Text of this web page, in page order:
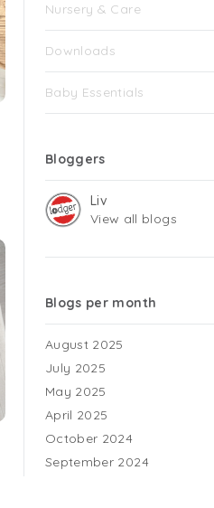
Nursery & Care
Downloads
Baby Essentials
Bloggers
Liv
View all blogs
Blogs per month
August 2025
July 2025
May 2025
April 2025
October 2024
September 2024